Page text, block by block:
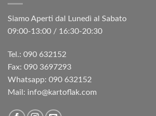
Siamo Aperti dal Lunedì al Sabato
09:00-13:00 / 16:30-20:30
Tel.: 090 632152
Fax: 090 3697293‬
Whatsapp: 090 632152
Mail: info@kartoflak.com